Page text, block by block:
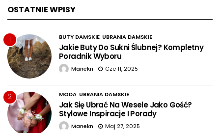
OSTATNIE WPISY
1 BUTY DAMSKIE UBRANIA DAMSKIE
Jakie Buty Do Sukni Ślubnej? Kompletny
Poradnik Wyboru
Manekn Cze 11, 2025
2 MODA UBRANIA DAMSKIE
Jak Się Ubrać Na Wesele Jako Gość?
Stylowe Inspiracje I Porady
Manekn Maj 27, 2025